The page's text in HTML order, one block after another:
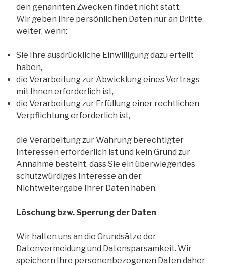
den genannten Zwecken findet nicht statt.
Wir geben Ihre persönlichen Daten nur an Dritte
weiter, wenn:
Sie Ihre ausdrückliche Einwilligung dazu erteilt
haben,
die Verarbeitung zur Abwicklung eines Vertrags
mit Ihnen erforderlich ist,
die Verarbeitung zur Erfüllung einer rechtlichen
Verpflichtung erforderlich ist,
die Verarbeitung zur Wahrung berechtigter
Interessen erforderlich ist und kein Grund zur
Annahme besteht, dass Sie ein überwiegendes
schutzwürdiges Interesse an der
Nichtweitergabe Ihrer Daten haben.
Löschung bzw. Sperrung der Daten
Wir halten uns an die Grundsätze der
Datenvermeidung und Datensparsamkeit. Wir
speichern Ihre personenbezogenen Daten daher